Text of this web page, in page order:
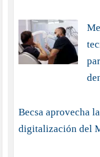
Becsa aprovecha
digitalización del